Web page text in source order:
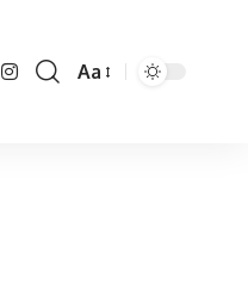
Aa